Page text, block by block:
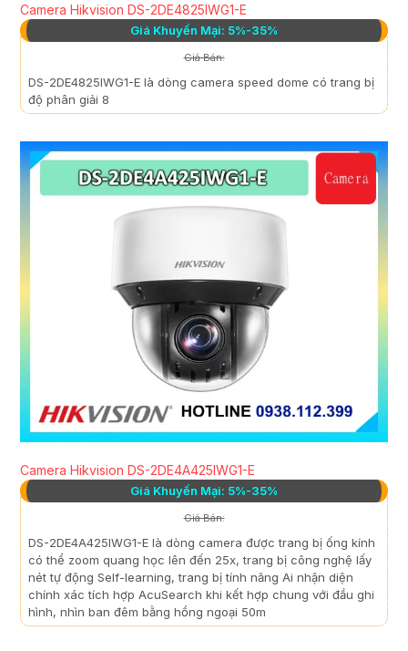
Camera Hikvision DS-2DE4825IWG1-E
Giá Khuyến Mại: 5%-35%
Giá Bán:
DS-2DE4825IWG1-E là dòng camera speed dome có trang bị
độ phân giải 8
Camera Hikvision DS-2DE4A425IWG1-E
Giá Khuyến Mại: 5%-35%
Giá Bán:
DS-2DE4A425IWG1-E là dòng camera được trang bị ống kính
có thể zoom quang học lên đến 25x, trang bị công nghệ lấy
nét tự động Self-learning, trang bị tính năng Ai nhận diện
chính xác tích hợp AcuSearch khi kết hợp chung với đầu ghi
hình, nhìn ban đêm bằng hồng ngoại 50m